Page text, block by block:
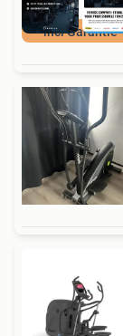
incl Garantie